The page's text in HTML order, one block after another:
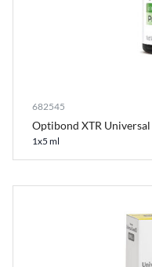
682545
Optibond XTR
1x5 ml